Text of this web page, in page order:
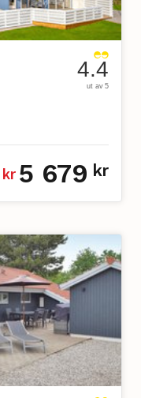
4.4
ut av 5
kr 5 679 kr